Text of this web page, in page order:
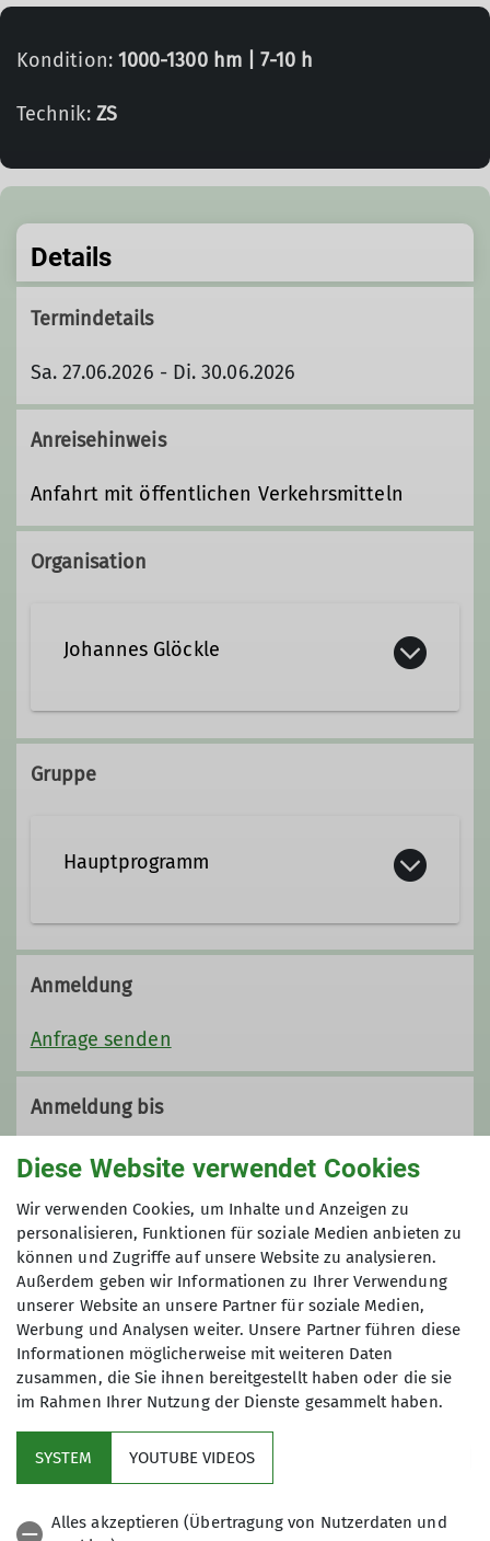
Kondition: 1000-1300 hm | 7-10 h
Technik: ZS
Details
Termindetails
Sa. 27.06.2026 - Di. 30.06.2026
Anreisehinweis
Anfahrt mit öffentlichen Verkehrsmitteln
Organisation
Johannes Glöckle
Gruppe
Hauptprogramm
Anmeldung
Anfrage senden
Anmeldung bis
31.03.2026
Maximale Teilnehmeranzahl
3
Diese Website verwendet Cookies
Wir verwenden Cookies, um Inhalte und Anzeigen zu
personalisieren, Funktionen für soziale Medien anbieten zu
können und Zugriffe auf unsere Website zu analysieren.
Außerdem geben wir Informationen zu Ihrer Verwendung
unserer Website an unsere Partner für soziale Medien,
Werbung und Analysen weiter. Unsere Partner führen diese
Informationen möglicherweise mit weiteren Daten
zusammen, die Sie ihnen bereitgestellt haben oder die sie
im Rahmen Ihrer Nutzung der Dienste gesammelt haben.
SYSTEM YOUTUBE VIDEOS
Alles akzeptieren (Übertragung von Nutzerdaten und